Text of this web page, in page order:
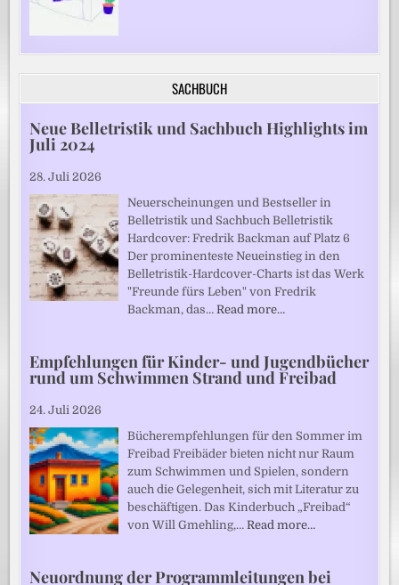
SACHBUCH
Neue Belletristik und Sachbuch Highlights im
Juli 2024
28. Juli 2026
Neuerscheinungen und Bestseller in
Belletristik und Sachbuch Belletristik
Hardcover: Fredrik Backman auf Platz 6
Der prominenteste Neueinstieg in den
Belletristik-Hardcover-Charts ist das Werk
"Freunde fürs Leben" von Fredrik
Backman, das…Read more…
Empfehlungen für Kinder- und Jugendbücher
rund um Schwimmen Strand und Freibad
24. Juli 2026
Bücherempfehlungen für den Sommer im
Freibad Freibäder bieten nicht nur Raum
zum Schwimmen und Spielen, sondern
auch die Gelegenheit, sich mit Literatur zu
beschäftigen. Das Kinderbuch „Freibad“
von Will Gmehling,…Read more…
Neuordnung der Programmleitungen bei